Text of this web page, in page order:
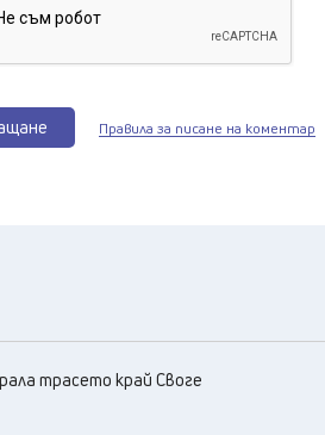
Правила за писане на коментар
трасето край Своге